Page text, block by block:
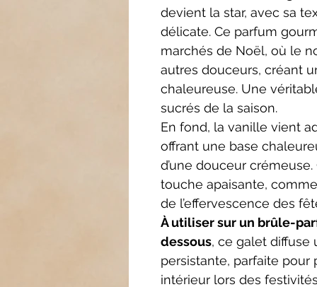
devient la star, avec sa
délicate. Ce parfum
marchés de Noël, où le
autres douceurs, créant
chaleureuse. Une
sucrés de la saison.
En fond, la vanille vient
offrant une base
d’une douceur
touche apaisante,
de l’effervescence des
À utiliser sur un brûle-
dessous, ce galet diffuse
persistante, parfaite
intérieur lors des